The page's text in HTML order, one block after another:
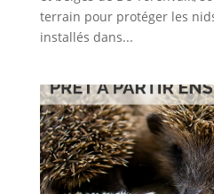
terrain pour protéger les
installés dans...